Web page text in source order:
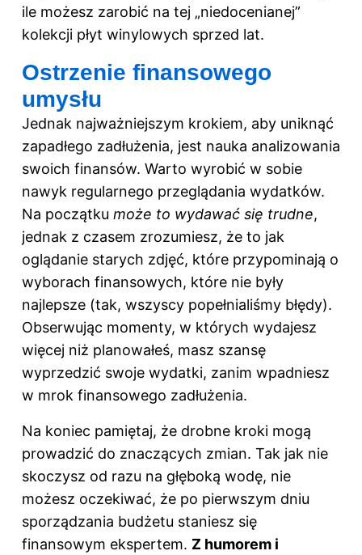
ile możesz zarobić na tej „niedocenianej”
kolekcji płyt winylowych sprzed lat.
Ostrzenie finansowego
umysłu
Jednak najważniejszym krokiem, aby uniknąć
zapadłego zadłużenia, jest nauka analizowania
swoich finansów. Warto wyrobić w sobie
nawyk regularnego przeglądania wydatków.
Na początku może to wydawać się trudne,
jednak z czasem zrozumiesz, że to jak
oglądanie starych zdjęć, które przypominają o
wyborach finansowych, które nie były
najlepsze (tak, wszyscy popełnialiśmy błędy).
Obserwując momenty, w których wydajesz
więcej niż planowałeś, masz szansę
wyprzedzić swoje wydatki, zanim wpadniesz
w mrok finansowego zadłużenia.
Na koniec pamiętaj, że drobne kroki mogą
prowadzić do znaczących zmian. Tak jak nie
skoczysz od razu na głęboką wodę, nie
możesz oczekiwać, że po pierwszym dniu
sporządzania budżetu staniesz się
finansowym ekspertem. Z humorem i